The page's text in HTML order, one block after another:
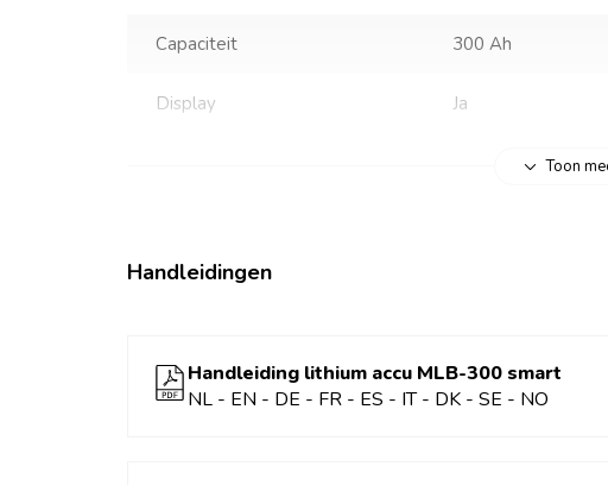
Capaciteit 300 Ah
Display Ja
EAN-code
Toon
Handleidingen
Handleiding lithium accu MLB-300 smart
NL - EN - DE - FR - ES - IT - DK - SE - NO